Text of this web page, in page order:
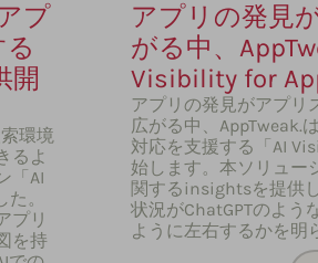
プ
開
環境
るよ
「AI
。
プリ
を持
アプリの発見
がる中、
Visibility for
アプリの発見がアプリ
広がる中、AppTweak.
対応を支援する「AI
始します。本ソリュー
関するinsightsを提供
状況がChatGPTのよう
ように左右するかを明